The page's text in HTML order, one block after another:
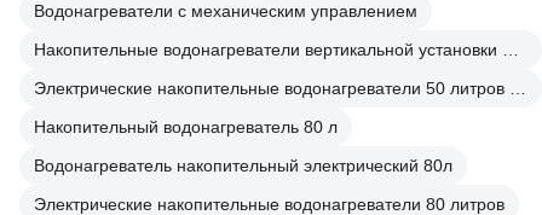
Водонагреватели с механическим управлением
Накопительный водонагреватель 80 л
Водонагреватель накопительный электрический 80л
Электрические накопительные водонагреватели 80 литров